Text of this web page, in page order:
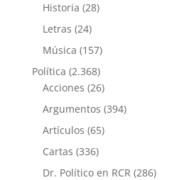
Historia (28)
Letras (24)
Música (157)
Política (2.368)
Acciones (26)
Argumentos (394)
Artículos (65)
Cartas (336)
Dr. Político en RCR (286)